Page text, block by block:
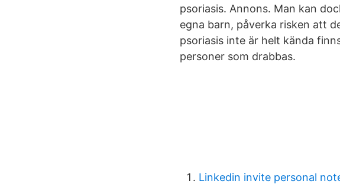
psoriasis. Annons. Man kan
egna barn, påverka risken att
psoriasis inte är helt kända
personer som drabbas.
Linkedin invite personal